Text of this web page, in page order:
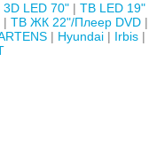
LED 70" ТВ LED 19"
ТВ ЖК 22"/Плеер DVD
Hyundai Irbis